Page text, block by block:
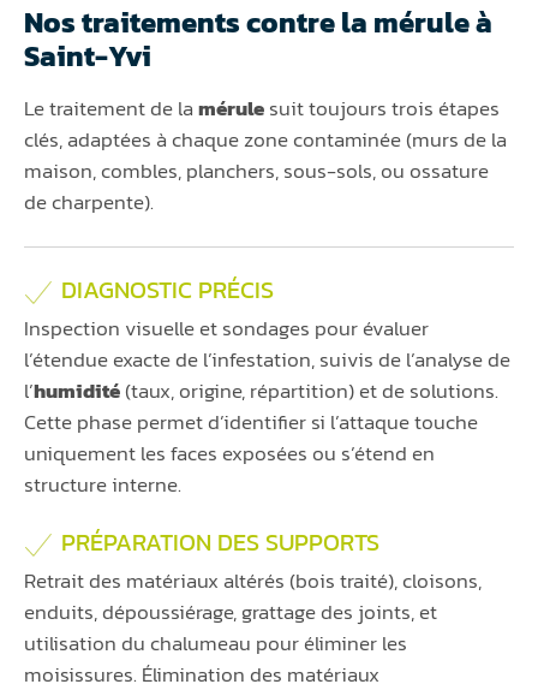
Nos traitements contre la mérule à
Saint-Yvi
Le traitement de lamérulesuit toujours trois étapes
clés, adaptées à chaque zone contaminée (murs de la
maison, combles, planchers, sous-sols, ou ossature
de charpente).
DIAGNOSTIC PRÉCIS
Inspection visuelle et sondages pour évaluer
l’étendue exacte de l’infestation, suivis de l’analyse de
l’humidité(taux, origine, répartition) et de solutions.
Cette phase permet d’identifier si l’attaque touche
uniquement les faces exposées ou s’étend en
structure interne.
PRÉPARATION DES SUPPORTS
Retrait des matériaux altérés (bois traité), cloisons,
enduits, dépoussiérage, grattage des joints, et
utilisation du chalumeau pour éliminer les
moisissures. Élimination des matériaux